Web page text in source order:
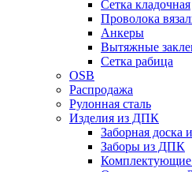
Сетка кладочная
Проволока
Анкеры
Вытяжные
Сетка рабица
OSB
Распродажа
Рулонная сталь
Изделия из ДПК
Заборная доска
Заборы из ДПК